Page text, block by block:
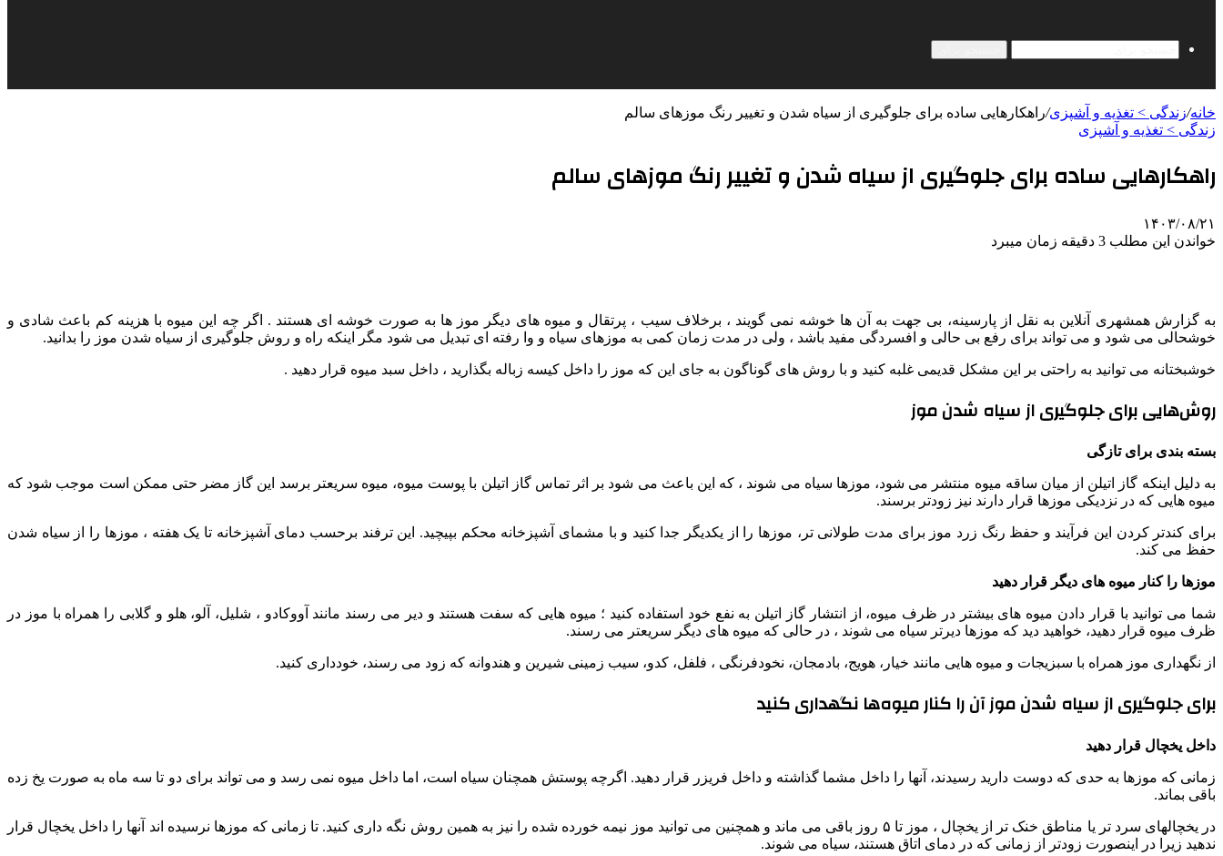
خانه/زندگی > تغذیه و آشپزی/راهکارهایی ساده برای جلوگیری از سیاه شدن و تغییر رنگ موزهای سالم
زندگی > تغذیه و آشپزی
راهکارهایی ساده برای جلوگیری از سیاه شدن و تغییر رنگ موزهای سالم
۱۴۰۳/۰۸/۲۱
خواندن این مطلب 3 دقیقه زمان میبرد
به گزارش همشهری آنلاین به نقل از پارسینه، بی جهت به آن ها خوشه نمی گویند ، برخلاف سیب ، پرتقال و میوه های دیگر موز ها به صورت خوشه ای هستند . اگر چه این میوه با هزینه کم باعث شادی و
خوشحالی می شود و می تواند برای رفع بی حالی و افسردگی مفید باشد ، ولی در مدت زمان کمی به موزهای سیاه و وا رفته ای تبدیل می شود مگر اینکه راه و روش جلوگیری از سیاه شدن موز را بدانید.
خوشبختانه می توانید به راحتی بر این مشکل قدیمی غلبه کنید و با روش های گوناگون به جای این که موز را داخل کیسه زباله بگذارید ، داخل سبد میوه قرار دهید .
روش‌هایی برای جلوگیری از سیاه شدن موز
بسته بندی برای تازگی
به دلیل اینکه گاز اتیلن از میان ساقه میوه منتشر می شود، موزها سیاه می شوند ، که این باعث می شود بر اثر تماس گاز اتیلن با پوست میوه، میوه سریعتر برسد این گاز مضر حتی ممکن است موجب شود که
میوه هایی که در نزدیکی موزها قرار دارند نیز زودتر برسند.
برای کندتر کردن این فرآیند و حفظ رنگ زرد موز برای مدت طولانی تر، موزها را از یکدیگر جدا کنید و با مشمای آشپزخانه محکم بپیچید. این ترفند برحسب دمای آشپزخانه تا یک هفته ، موزها را از سیاه شدن
حفظ می کند.
موزها را کنار میوه های دیگر قرار دهید
شما می توانید با قرار دادن میوه های بیشتر در ظرف میوه، از انتشار گاز اتیلن به نفع خود استفاده کنید ؛ میوه هایی که سفت هستند و دیر می رسند مانند آووکادو ، شلیل، آلو، هلو و گلابی را همراه با موز در
ظرف میوه قرار دهید، خواهید دید که موزها دیرتر سیاه می شوند ، در حالی که میوه های دیگر سریعتر می رسند.
از نگهداری موز همراه با سبزیجات و میوه هایی مانند خیار، هویج، بادمجان، نخودفرنگی ، فلفل، کدو، سیب زمینی شیرین و هندوانه که زود می رسند، خودداری کنید.
برای جلوگیری از سیاه شدن موز آن را کنار میوه‌ها نگهداری کنید
داخل یخچال قرار دهید
زمانی که موزها به حدی که دوست دارید رسیدند، آنها را داخل مشما گذاشته و داخل فریزر قرار دهید. اگرچه پوستش همچنان سیاه است، اما داخل میوه نمی رسد و می تواند برای دو تا سه ماه به صورت یخ زده
باقی بماند.
در یخچالهای سرد تر یا مناطق خنک تر از یخچال ، موز تا ۵ روز باقی می ماند و همچنین می توانید موز نیمه خورده شده را نیز به همین روش نگه داری کنید. تا زمانی که موزها نرسیده اند آنها را داخل یخچال قرار
ندهید زیرا در اینصورت زودتر از زمانی که در دمای اتاق هستند، سیاه می شوند.